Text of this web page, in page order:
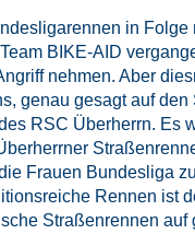
in Folge
BIKE-AID
nehmen. Aber
genau gesagt auf den
RSC Überherrn. Es
Frauen Bundesliga
Rennen ist
Straßenrennen auf